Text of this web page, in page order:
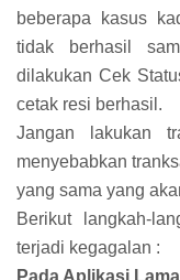
beberapa kasus
tidak berhasil
dilakukan Cek
cetak resi berhasil.
Jangan lakukan
menyebabkan
yang sama yang
Berikut langkah-
terjadi kegagalan :
Pada Aplikasi Lama